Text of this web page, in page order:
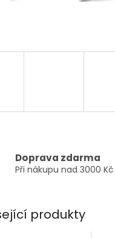
Doprava zdarma
Při nákupu nad 3000
produkty